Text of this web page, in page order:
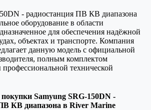
- радиостанция ПВ КВ диапазона
оборудование в области
для обеспечения надёжной
объектах и транспорте. Компания
данную модель с официальной
полным комплектом
технической
Samyung SRG-150DN -
КВ диапазона в River Marine